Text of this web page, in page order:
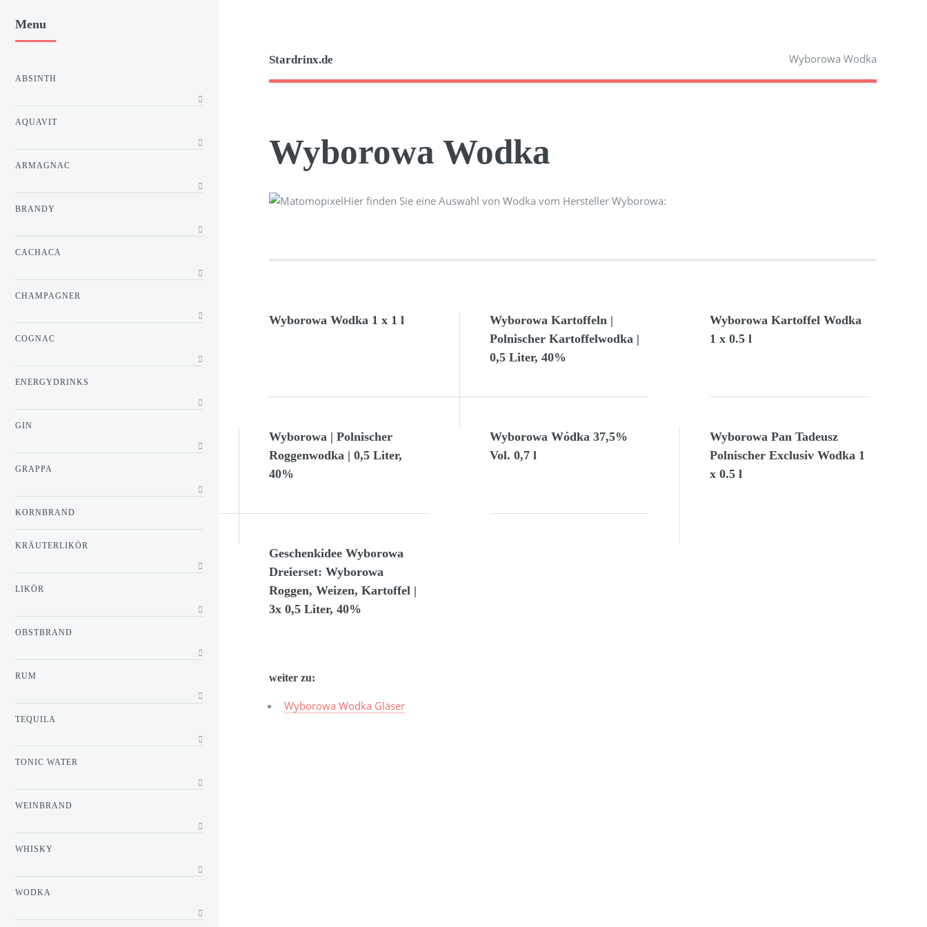
Stardrinx.de Wyborowa Wodka
Wyborowa Wodka
Hier finden Sie eine Auswahl von Wodka vom Hersteller Wyborowa:
Wyborowa Wodka 1 x 1 l
Wyborowa Kartoffeln |
Polnischer Kartoffelwodka |
0,5 Liter, 40%
Wyborowa Kartoffel Wodka
1 x 0.5 l
Wyborowa | Polnischer
Roggenwodka | 0,5 Liter,
40%
Wyborowa Wódka 37,5%
Vol. 0,7 l
Wyborowa Pan Tadeusz
Polnischer Exclusiv Wodka 1
x 0.5 l
Geschenkidee Wyborowa
Dreierset: Wyborowa
Roggen, Weizen, Kartoffel |
3x 0,5 Liter, 40%
weiter zu:
Wyborowa Wodka Gläser
Menu
ABSINTH
AQUAVIT
ARMAGNAC
BRANDY
CACHACA
CHAMPAGNER
COGNAC
ENERGYDRINKS
GIN
GRAPPA
KORNBRAND
KRÄUTERLIKÖR
LIKÖR
OBSTBRAND
RUM
TEQUILA
TONIC WATER
WEINBRAND
WHISKY
WODKA